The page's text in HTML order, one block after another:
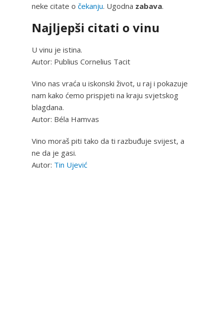
neke citate o čekanju. Ugodna zabava.
Najljepši citati o vinu
U vinu je istina.
Autor: Publius Cornelius Tacit
Vino nas vraća u iskonski život, u raj i pokazuje
nam kako ćemo prispjeti na kraju svjetskog
blagdana.
Autor: Béla Hamvas
Vino moraš piti tako da ti razbuđuje svijest, a
ne da je gasi.
Autor: Tin Ujević